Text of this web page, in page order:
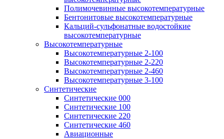
Полимочевинные высокотемпературные
Бентонитовые высокотемпературные
Кальций-сульфонатные водостойкие
высокотемпературные
Высокотемпературные
Высокотемпературные 2-100
Высокотемпературные 2-220
Высокотемпературные 2-460
Высокотемпературные 3-100
Синтетические
Синтетические 000
Синтетические 100
Синтетические 220
Синтетические 460
Авиационные